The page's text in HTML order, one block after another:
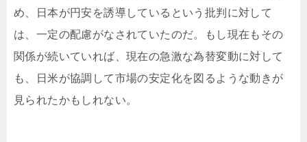
め、日本が円安を誘導しているという批判に対して
は、一定の配慮がなされていたのだ。もし現在もその
関係が続いていれば、現在の急激な為替変動に対して
も、日米が協調して市場の安定化を図るような動きが
見られたかもしれない。